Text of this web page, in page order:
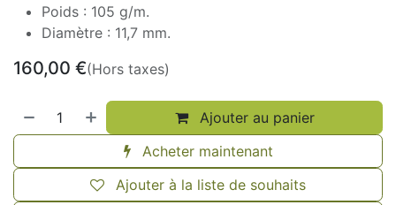
Poids : 105 g/m.
Diamètre : 11,7 mm.
160,00 €(Hors taxes)
Ajouter au panier
Acheter maintenant
Ajouter à la liste de souhaits